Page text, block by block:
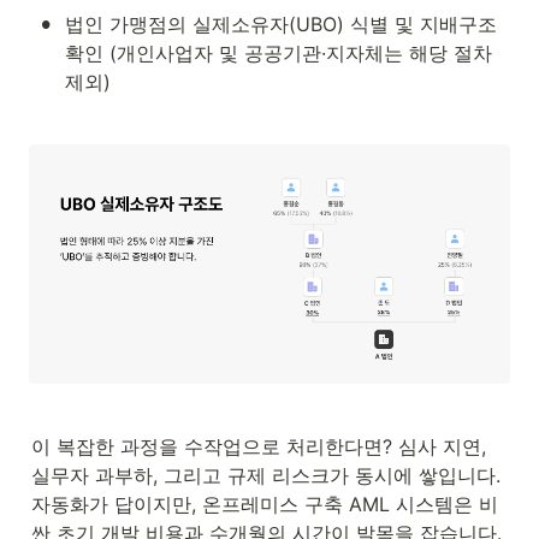
•
법인 가맹점의 실제소유자(UBO) 식별 및 지배구조
확인 (개인사업자 및 공공기관·지자체는 해당 절차
제외)
이 복잡한 과정을 수작업으로 처리한다면? 심사 지연,
실무자 과부하, 그리고 규제 리스크가 동시에 쌓입니다.
자동화가 답이지만, 온프레미스 구축 AML 시스템은 비
싼 초기 개발 비용과 수개월의 시간이 발목을 잡습니다.